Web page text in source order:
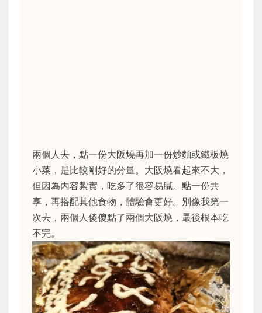
兩個人去，點一份大阪燒再加一份炒麵或鐵板燒
小菜，是比較剛好的分量。大阪燒看起來不大，
但因為內容紮實，吃多了很容易膩。點一份共
享，再搭配其他食物，體驗會更好。別像我第一
次去，兩個人傻傻點了兩個大阪燒，最後根本吃
不完。